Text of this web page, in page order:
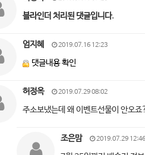
블라인더 처리된 댓글입니다.
엄지혜 2019.07.16 12:23
댓글내용 확인
허정옥 2019.07.29 08:02
주소보냈는데 왜 이벤트선물이 안오죠
조은맘 2019.07.29 12:46